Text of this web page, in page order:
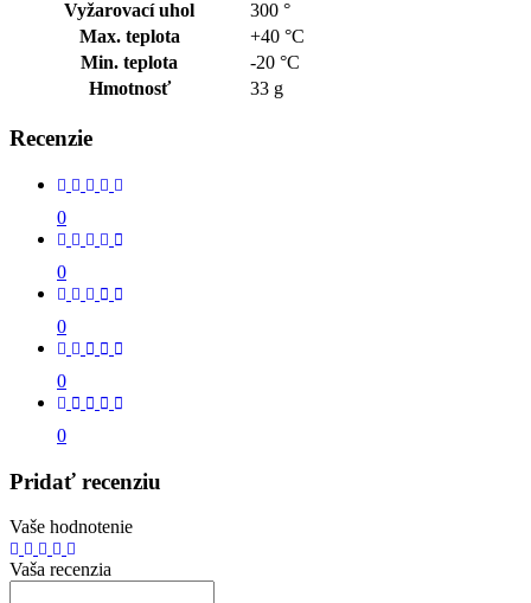
Vyžarovací uhol
300 °
Max. teplota
+40 °C
Min. teplota
-20 °C
Hmotnosť
33 g
Recenzie
0
0
0
0
0
Pridať recenziu
Vaše hodnotenie
Vaša recenzia